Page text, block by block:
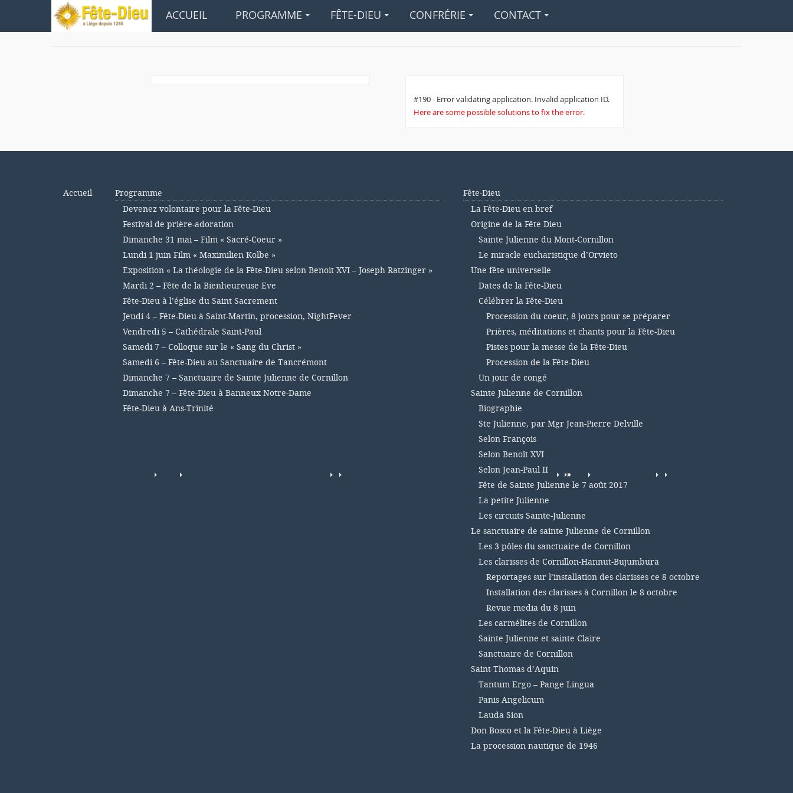
ACCUEIL PROGRAMME FÊTE-DIEU CONFRÉRIE CONTACT
#190 - Error validating application. Invalid application ID.
Here are some possible solutions to fix the error.
Accueil
Programme
Devenez volontaire pour la Fête-Dieu
Festival de prière-adoration
Dimanche 31 mai – Film « Sacré-Coeur »
Lundi 1 juin Film « Maximilien Kolbe »
Exposition « La théologie de la Fête-Dieu selon Benoit XVI – Joseph Ratzinger »
Mardi 2 – Fête de la Bienheureuse Eve
Fête-Dieu à l’église du Saint Sacrement
Jeudi 4 – Fête-Dieu à Saint-Martin, procession, NightFever
Vendredi 5 – Cathédrale Saint-Paul
Samedi 7 – Colloque sur le « Sang du Christ »
Samedi 6 – Fête-Dieu au Sanctuaire de Tancrémont
Dimanche 7 – Sanctuaire de Sainte Julienne de Cornillon
Dimanche 7 – Fête-Dieu à Banneux Notre-Dame
Fête-Dieu à Ans-Trinité
Fête-Dieu
La Fête-Dieu en bref
Origine de la Fête Dieu
Sainte Julienne du Mont-Cornillon
Le miracle eucharistique d’Orvieto
Une fête universelle
Dates de la Fête-Dieu
Célébrer la Fête-Dieu
Procession du coeur, 8 jours pour se préparer
Prières, méditations et chants pour la Fête-Dieu
Pistes pour la messe de la Fête-Dieu
Procession de la Fête-Dieu
Un jour de congé
Sainte Julienne de Cornillon
Biographie
Ste Julienne, par Mgr Jean-Pierre Delville
Selon François
Selon Benoît XVI
Selon Jean-Paul II
Fête de Sainte Julienne le 7 août 2017
La petite Julienne
Les circuits Sainte-Julienne
Le sanctuaire de sainte Julienne de Cornillon
Les 3 pôles du sanctuaire de Cornillon
Les clarisses de Cornillon-Hannut-Bujumbura
Reportages sur l’installation des clarisses ce 8 octobre
Installation des clarisses à Cornillon le 8 octobre
Revue media du 8 juin
Les carmélites de Cornillon
Sainte Julienne et sainte Claire
Sanctuaire de Cornillon
Saint-Thomas d’Aquin
Tantum Ergo – Pange Lingua
Panis Angelicum
Lauda Sion
Don Bosco et la Fête-Dieu à Liège
La procession nautique de 1946